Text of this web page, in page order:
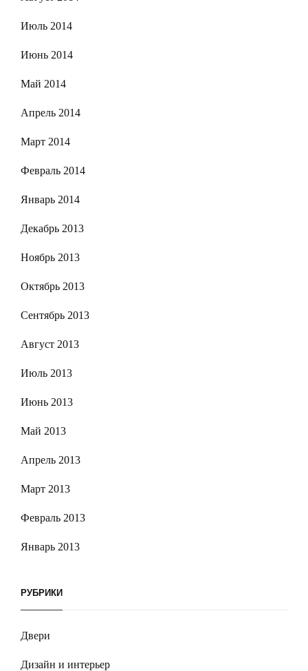
Июль 2014
Июнь 2014
Май 2014
Апрель 2014
Март 2014
Февраль 2014
Январь 2014
Декабрь 2013
Ноябрь 2013
Октябрь 2013
Сентябрь 2013
Август 2013
Июль 2013
Июнь 2013
Май 2013
Апрель 2013
Март 2013
Февраль 2013
Январь 2013
РУБРИКИ
Двери
Дизайн и интерьер